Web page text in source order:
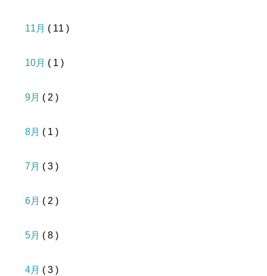
11月 ( 11 )
10月 ( 1 )
9月 ( 2 )
8月 ( 1 )
7月 ( 3 )
6月 ( 2 )
5月 ( 8 )
4月 ( 3 )